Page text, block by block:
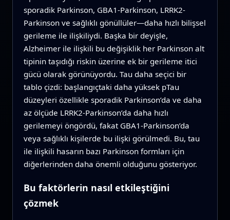
sporadik Parkinson, GBA1-Parkinson, LRRK2-
Parkinson ve sağlıklı gönüllüler—daha hızlı bilişsel
gerileme ile ilişkiliydi. Başka bir deyişle,
Alzheimer ile ilişkili bu değişiklik her Parkinson alt
tipinin taşıdığı riskin üzerine ek bir gerileme itici
gücü olarak görünüyordu. Tau daha seçici bir
tablo çizdi: başlangıçtaki daha yüksek pTau
düzeyleri özellikle sporadik Parkinson’da ve daha
az ölçüde LRRK2-Parkinson’da daha hızlı
gerilemeyi öngördü, fakat GBA1-Parkinson’da
veya sağlıklı kişilerde bu ilişki görülmedi. Bu, tau
ile ilişkili hasarın bazı Parkinson formları için
diğerlerinden daha önemli olduğunu gösteriyor.
Bu faktörlerin nasıl etkileştiğini
çözmek